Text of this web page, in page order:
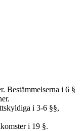
Bestämmelserna i 6 §
i 3-6 §§,
i 19 §.